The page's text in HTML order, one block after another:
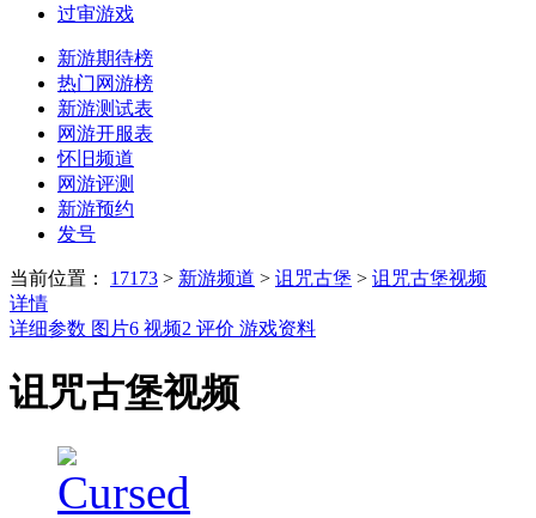
过审游戏
新游期待榜
热门网游榜
新游测试表
网游开服表
怀旧频道
网游评测
新游预约
发号
当前位置： 17173 > 新游频道 > 诅咒古堡 > 诅咒古堡视频
详情
详细参数 图片6 视频2 评价 游戏资料
诅咒古堡视频